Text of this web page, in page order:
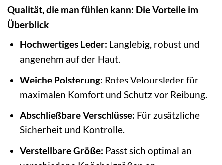
Qualität, die man fühlen kann: Die Vorteile im
Überblick
Hochwertiges Leder: Langlebig, robust und
angenehm auf der Haut.
Weiche Polsterung: Rotes Veloursleder für
maximalen Komfort und Schutz vor Reibung.
Abschließbare Verschlüsse: Für zusätzliche
Sicherheit und Kontrolle.
Verstellbare Größe: Passt sich optimal an